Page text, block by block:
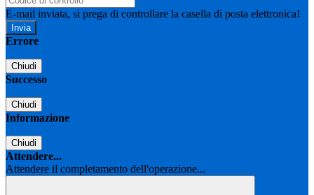
E-mail inviata, si prega di controllare la casella di posta elettronica!
Errore
Chiudi
Successo
Chiudi
Informazione
Chiudi
Attendere...
Attendere il completamento dell'operazione...